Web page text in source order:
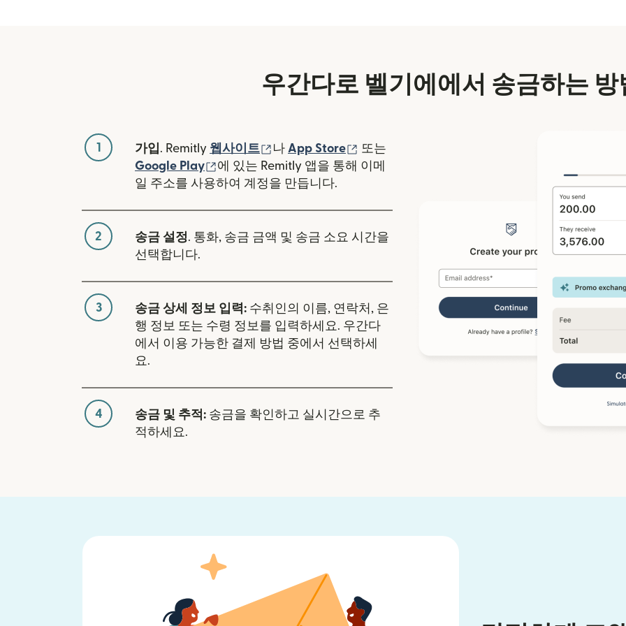
우간다로 벨기에에서 송금하는 방
1 가입. Remitly 웹사이트 (새 창에서 열림)
나 App Store (새 창에서 열림)
또는
Google Play
(새 창에서 열림)
에 있는 Remitly 앱을 통해 이메
일 주소를 사용하여 계정을 만듭니다.
2 송금 설정. 통화, 송금 금액 및 송금 소요 시간을
선택합니다.
3 송금 상세 정보 입력: 수취인의 이름, 연락처, 은
행 정보 또는 수령 정보를 입력하세요. 우간다
에서 이용 가능한 결제 방법 중에서 선택하세
요.
4 송금 및 추적: 송금을 확인하고 실시간으로 추
적하세요.